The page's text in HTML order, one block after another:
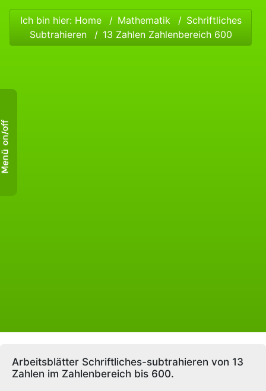
Ich bin hier: Home Mathematik
Schriftliches
Subtrahieren
13 Zahlen Zahlenbereich 600
Arbeitsblätter Schriftliches-subtrahieren von 13
Zahlen im Zahlenbereich bis 600.